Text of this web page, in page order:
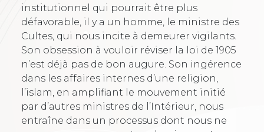
institutionnel qui pourrait être plus
défavorable, il y a un homme, le ministre des
Cultes, qui nous incite à demeurer vigilants.
Son obsession à vouloir réviser la loi de 1905
n’est déjà pas de bon augure. Son ingérence
dans les affaires internes d’une religion,
l’islam, en amplifiant le mouvement initié
par d’autres ministres de l’Intérieur, nous
entraîne dans un processus dont nous ne